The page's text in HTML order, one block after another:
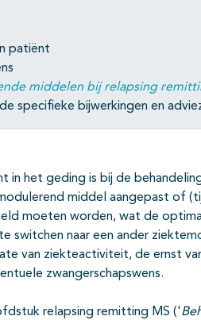
patiënt
middelen bij relapsing
specifieke bijwerkingen en
in het geding is bij de
middel aangepast of
moeten worden, wat de
switchen naar een ander
van ziekteactiviteit, de ernst
zwangerschapswens.
relapsing remitting MS ('